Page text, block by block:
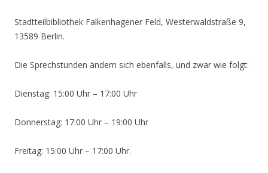
Stadtteilbibliothek Falkenhagener Feld, Westerwaldstraße 9,
13589 Berlin.
Die Sprechstunden ändern sich ebenfalls, und zwar wie folgt:
Dienstag: 15:00 Uhr – 17:00 Uhr
Donnerstag: 17:00 Uhr – 19:00 Uhr
Freitag: 15:00 Uhr – 17:00 Uhr.